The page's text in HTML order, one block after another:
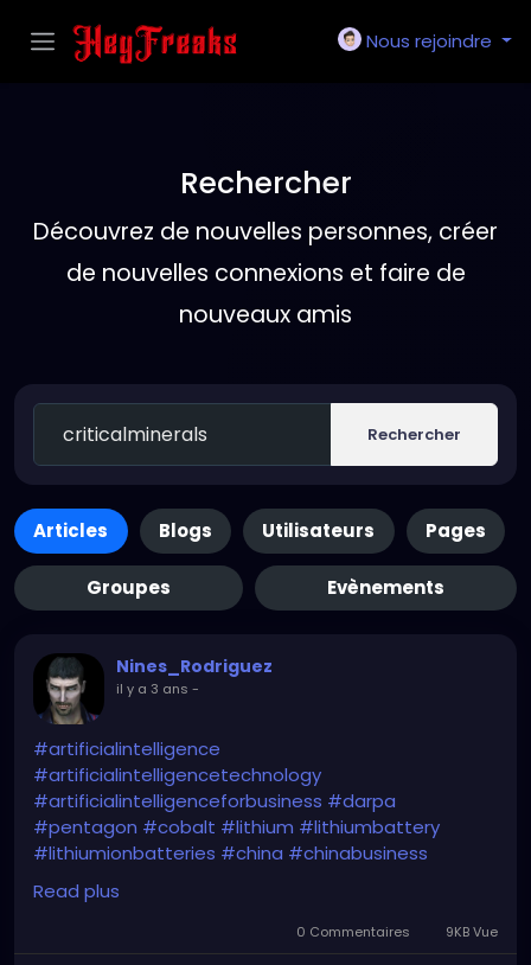
Nous rejoindre
Rechercher
Découvrez de nouvelles personnes, créer
de nouvelles connexions et faire de
nouveaux amis
Rechercher
Articles Blogs Utilisateurs Pages
Groupes Evènements
Nines_Rodriguez
il y a 3 ans -
#artificialintelligence
#artificialintelligencetechnology
#artificialintelligenceforbusiness #darpa
#pentagon #cobalt #lithium #lithiumbattery
#lithiumionbatteries #china #chinabusiness
#chinaeconomy
#criticalminerals
Read plus
0 Commentaires 9KB Vue